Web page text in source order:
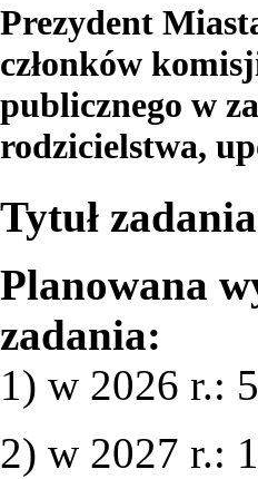
Prezydent
członków
publicznego w
rodzicielstwa,
Tytuł
Planowana
zadania:
1) w 2026 r.:
2) w 2027 r.: